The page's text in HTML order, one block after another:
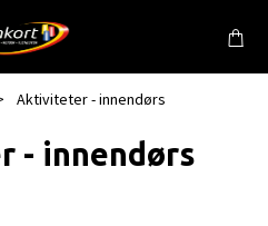
Aktiviteter - innendørs
- innendørs